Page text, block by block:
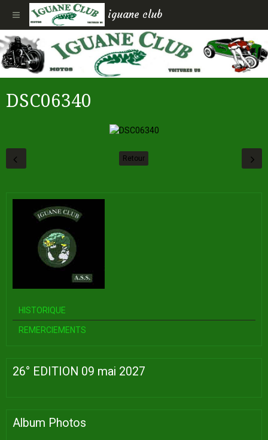
iguane club
DSC06340
Retour
HISTORIQUE
REMERCIEMENTS
26° EDITION 09 mai 2027
Album Photos